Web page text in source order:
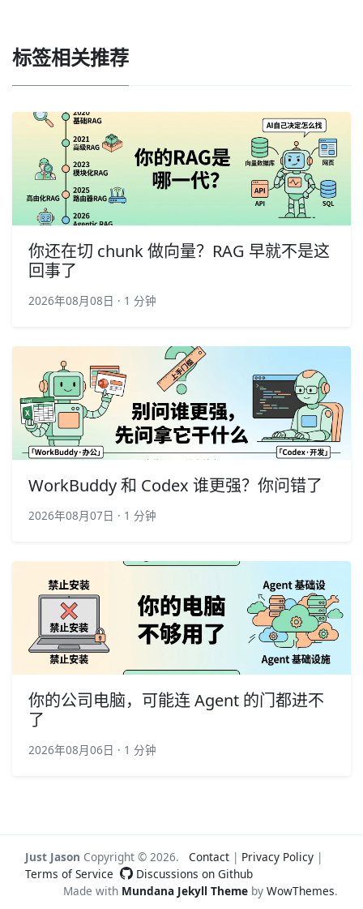
标签相关推荐
你还在切 chunk 做向量？RAG 早就不是这
回事了
2026年08月08日 · 1 分钟
WorkBuddy 和 Codex 谁更强？你问错了
2026年08月07日 · 1 分钟
你的公司电脑，可能连 Agent 的门都进不
了
2026年08月06日 · 1 分钟
Just Jason Copyright © 2026. Contact | Privacy Policy |
Terms of Service
Discussions on Github
Made with Mundana Jekyll Theme by WowThemes.